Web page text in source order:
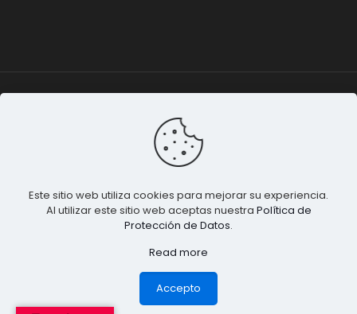
© 2015-2024 Todos los derechos
Terminos & Condiciones
Datos
Este sitio web utiliza cookies para mejorar su experiencia.
Al utilizar este sitio web aceptas nuestra Política de
Protección de Datos.
Read more
Accepto